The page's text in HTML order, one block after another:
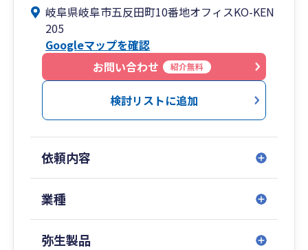
岐阜県岐阜市五反田町10番地オフィスKO-KEN
205
Googleマップを確認
お問い合わせ
紹介無料
検討リストに追加
依頼内容
業種
弥生製品